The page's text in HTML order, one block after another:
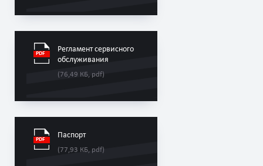
Регламент сервисного
обслуживания
(76,49 КБ, pdf)
Паспорт
(77,93 КБ, pdf)